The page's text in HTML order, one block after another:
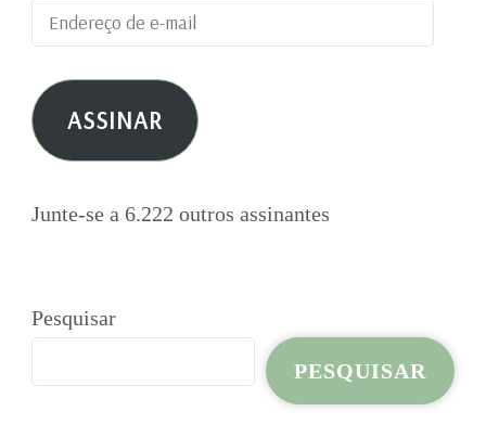
Endereço
de
e-
mail ASSINAR
Junte-se a 6.222 outros assinantes
Pesquisar
PESQUISAR